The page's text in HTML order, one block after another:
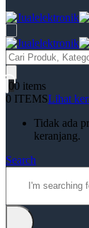
Products
search
00 items
0 ITEMSLihat
Tidak ada
keranjang.
Search